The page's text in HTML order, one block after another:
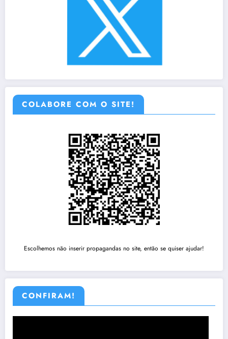
COLABORE COM O SITE!
Escolhemos não inserir propagandas no site, então se quiser ajudar!
CONFIRAM!